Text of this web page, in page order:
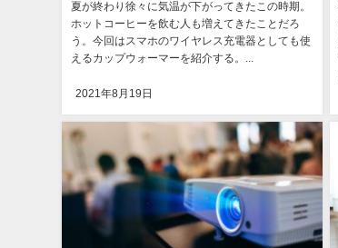
夏が終わり徐々に気温が下がってきたこの時期。
ホットコーヒーを飲む人も増えてきたことだろ
う。今回はスマホのワイヤレス充電器としても使
えるカップウォーマーを紹介する。...
2021年8月19日